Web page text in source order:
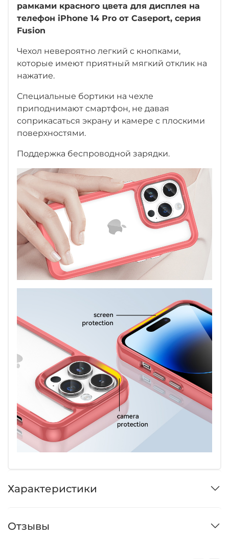
рамками красного цвета для дисплея на
телефон iPhone 14 Pro от Caseport, серия
Fusion
Чехол невероятно легкий с кнопками,
которые имеют приятный мягкий отклик на
нажатие.
Специальные бортики на чехле
приподнимают смартфон, не давая
соприкасаться экрану и камере с плоскими
поверхностями.
Поддержка беспроводной зарядки.
Характеристики
Отзывы